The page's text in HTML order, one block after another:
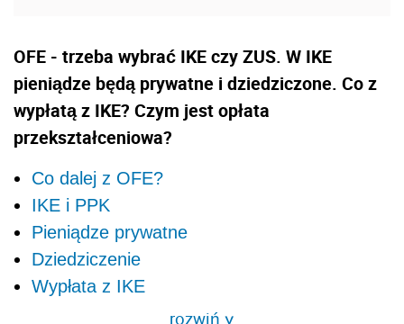
OFE - trzeba wybrać IKE czy ZUS. W IKE
pieniądze będą prywatne i dziedziczone. Co z
wypłatą z IKE? Czym jest opłata
przekształceniowa?
Co dalej z OFE?
IKE i PPK
Pieniądze prywatne
Dziedziczenie
Wypłata z IKE
rozwiń>